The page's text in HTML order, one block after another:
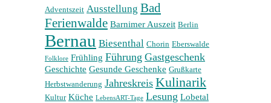
Adventszeit Ausstellung Bad
Ferienwalde Barnimer Auszeit Berlin
Bernau Biesenthal Chorin Eberswalde
Folklore Frühling Führung Gastgeschenk
Geschichte Gesunde Geschenke Grußkarte
Herbstwanderung Jahreskreis Kulinarik
Kultur Küche LebensART-Tage Lesung Lobetal